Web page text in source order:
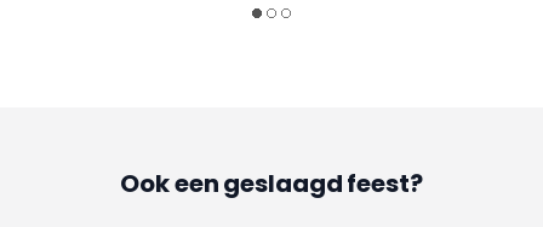
Ook een geslaagd feest?